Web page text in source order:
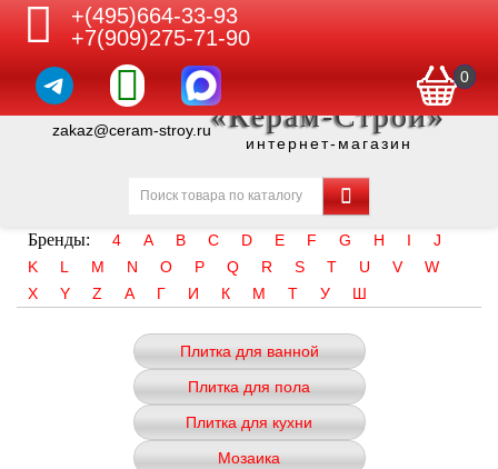
+(495)664-33-93
+7(909)275-71-90
0
zakaz@ceram-stroy.ru«Керам-Строй»
интернет-магазин
Бренды: 4 A B C D E F G H I
J
K
L M N O P Q R S T U V
W
X
Y Z А Г И К М Т У Ш
Плитка для ванной
Плитка для пола
Плитка для кухни
Мозаика